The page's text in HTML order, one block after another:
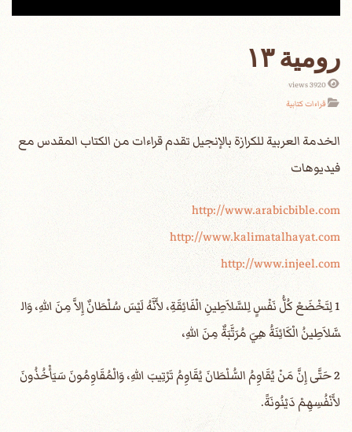
رومية ١٣
3920 views
قراءات كتابية
الخدمة العربية للكرازة بالإنجيل تقدم قراءات من الكتاب المقدس مع
فيديوهات
http://www.arabicbible.com
http://www.kalimatalhayat.com
http://www.injeel.com
1 لِتَخْضَعْ كُلُّ نَفْسٍ لِلسَّلاَطِينِ الْفَائِقَةِ، لأَنَّهُ لَيْسَ سُلْطَانٌ إِلاَّ مِنَ اللهِ، وَال
سَّلاَطِينُ الْكَائِنَةُ هِيَ مُرَتَّبَةٌ مِنَ اللهِ،
2 حَتَّى إِنَّ مَنْ يُقَاوِمُ السُّلْطَانَ يُقَاوِمُ تَرْتِيبَ اللهِ، وَالْمُقَاوِمُونَ سَيَأْخُذُونَ
لأَنْفُسِهِمْ دَيْنُونَةً.